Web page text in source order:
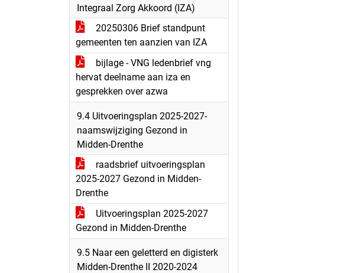
Integraal Zorg Akkoord (IZA)
20250306 Brief standpunt
gemeenten ten aanzien van IZA
bijlage - VNG ledenbrief vng
hervat deelname aan iza en
gesprekken over azwa
9.4 Uitvoeringsplan 2025-2027-
naamswijziging Gezond in
Midden-Drenthe
raadsbrief uitvoeringsplan
2025-2027 Gezond in Midden-
Drenthe
Uitvoeringsplan 2025-2027
Gezond in Midden-Drenthe
9.5 Naar een geletterd en digisterk
Midden-Drenthe II 2020-2024